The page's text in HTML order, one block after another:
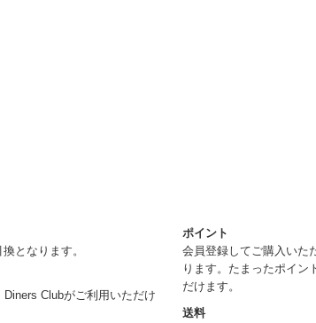
となります。
Clubがご利用いただけ
ポイント
会員登録してご購入いた
ります。たまったポイン
だけます。
送料